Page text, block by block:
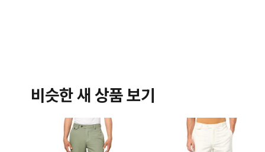
비슷한 새 상품 보기